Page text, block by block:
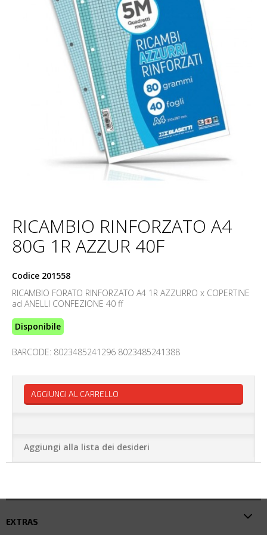
RICAMBIO RINFORZATO A4
80G 1R AZZUR 40F
Codice 201558
RICAMBIO FORATO RINFORZATO A4 1R AZZURRO x COPERTINE
ad ANELLI CONFEZIONE 40 ff
Disponibile
BARCODE: 8023485241296 8023485241388
AGGIUNGI AL CARRELLO
Aggiungi alla lista dei desideri
EXTRAS